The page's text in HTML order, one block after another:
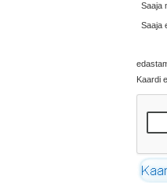
Saaja
Saaja
Kaardi